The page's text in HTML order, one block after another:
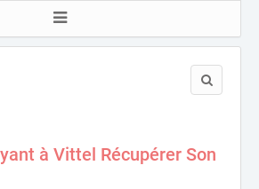
à Vittel Récupérer Son